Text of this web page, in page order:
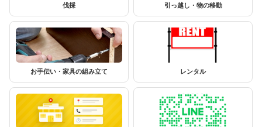
伐採 引っ越し・物の移動
お手伝い・家具の組み立て レンタル